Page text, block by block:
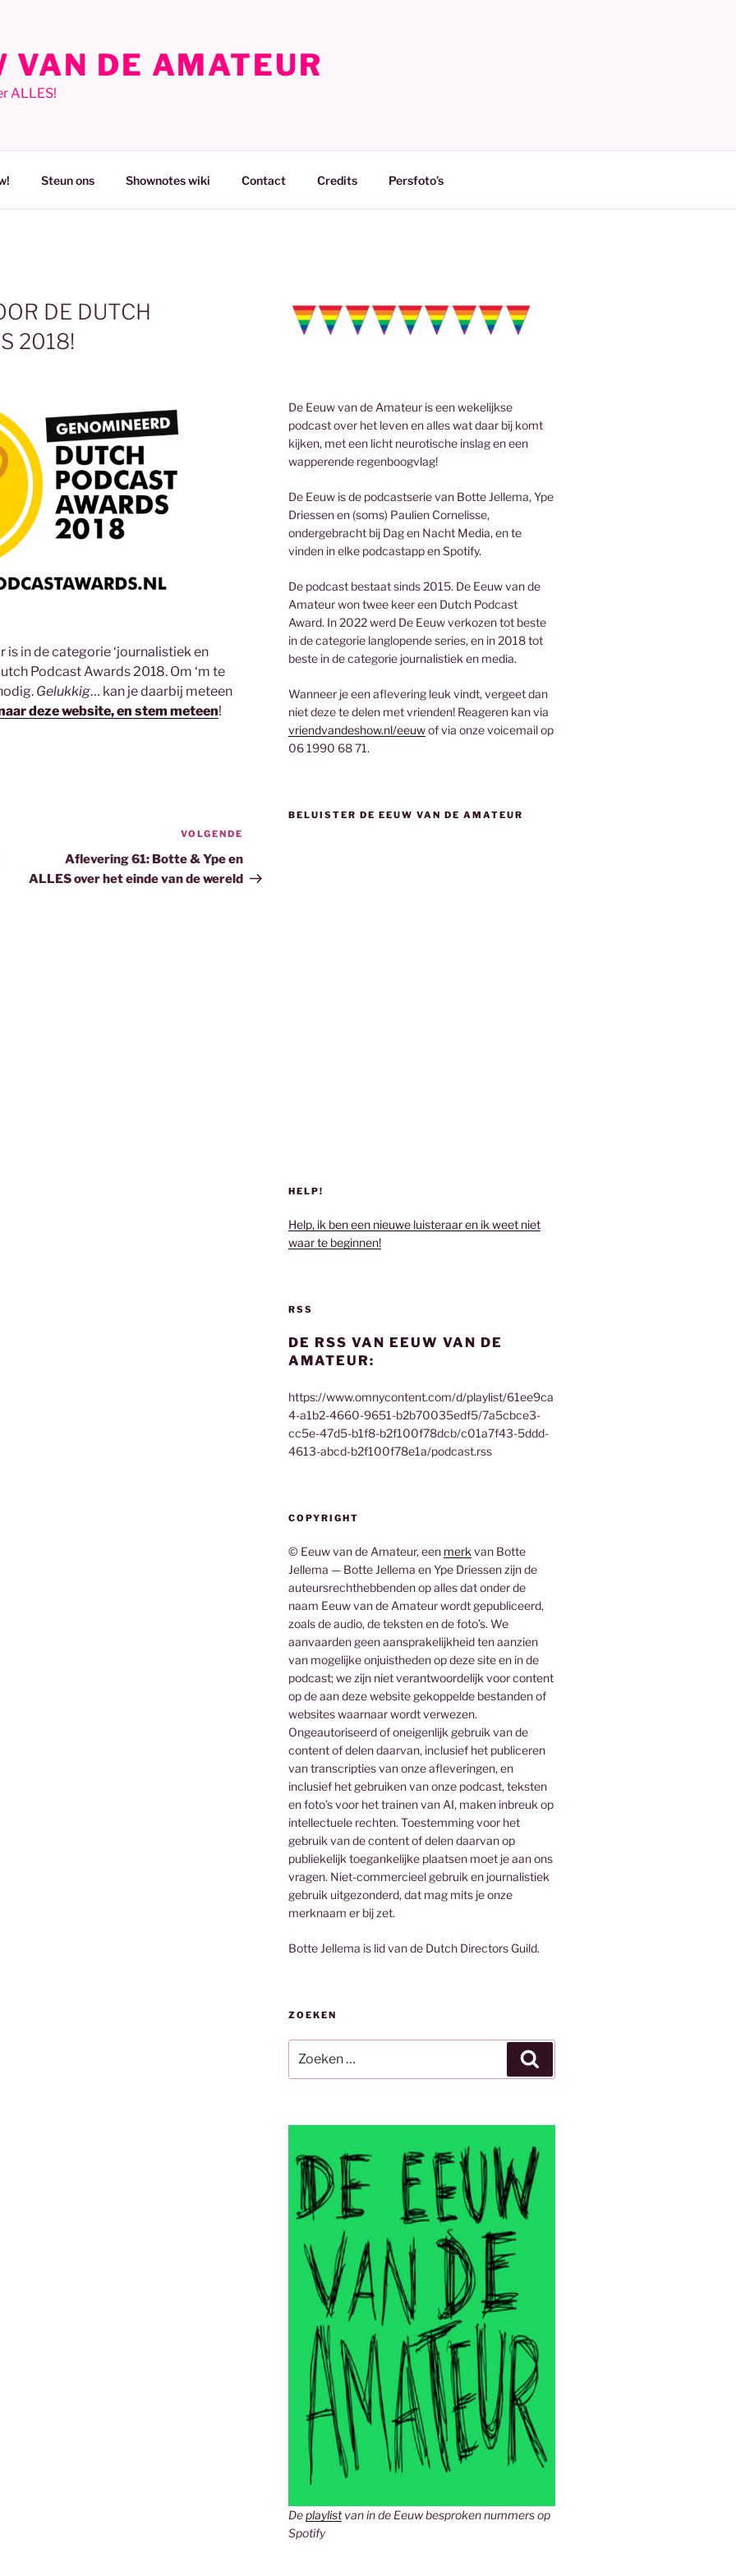
VAN DE AMATEUR
ALLES!
Steun ons Shownotes wiki Contact Credits Persfoto’s
DE DUTCH
2018!
is in de categorie ‘journalistiek en
Podcast Awards 2018. Om ‘m te
Gelukkig… kan je daarbij meteen
deze website, en stem meteen!
bericht
VOLGENDE
Aflevering 61: Botte & Ype en
ALLES over het einde van de wereld
De Eeuw van de Amateur is een wekelijkse
podcast over het leven en alles wat daar bij komt
kijken, met een licht neurotische inslag en een
wapperende regenboogvlag!
De Eeuw is de podcastserie van Botte Jellema, Ype
Driessen en (soms) Paulien Cornelisse,
ondergebracht bij Dag en Nacht Media, en te
vinden in elke podcastapp en Spotify.
De podcast bestaat sinds 2015. De Eeuw van de
Amateur won twee keer een Dutch Podcast
Award. In 2022 werd De Eeuw verkozen tot beste
in de categorie langlopende series, en in 2018 tot
beste in de categorie journalistiek en media.
Wanneer je een aflevering leuk vindt, vergeet dan
niet deze te delen met vrienden! Reageren kan via
vriendvandeshow.nl/eeuwof via onze voicemail op
06 1990 68 71.
BELUISTER DE EEUW VAN DE AMATEUR
HELP!
Help, ik ben een nieuwe luisteraar en ik weet niet
waar te beginnen!
RSS
DE RSS VAN EEUW VAN DE
AMATEUR:
https://www.omnycontent.com/d/playlist/61ee9ca
4-a1b2-4660-9651-b2b70035edf5/7a5cbce3-
cc5e-47d5-b1f8-b2f100f78dcb/c01a7f43-5ddd-
4613-abcd-b2f100f78e1a/podcast.rss
COPYRIGHT
© Eeuw van de Amateur, een merk van Botte
Jellema — Botte Jellema en Ype Driessen zijn de
auteursrechthebbenden op alles dat onder de
naam Eeuw van de Amateur wordt gepubliceerd,
zoals de audio, de teksten en de foto’s. We
aanvaarden geen aansprakelijkheid ten aanzien
van mogelijke onjuistheden op deze site en in de
podcast; we zijn niet verantwoordelijk voor content
op de aan deze website gekoppelde bestanden of
websites waarnaar wordt verwezen.
Ongeautoriseerd of oneigenlijk gebruik van de
content of delen daarvan, inclusief het publiceren
van transcripties van onze afleveringen, en
inclusief het gebruiken van onze podcast, teksten
en foto’s voor het trainen van AI, maken inbreuk op
intellectuele rechten. Toestemming voor het
gebruik van de content of delen daarvan op
publiekelijk toegankelijke plaatsen moet je aan ons
vragen. Niet-commercieel gebruik en journalistiek
gebruik uitgezonderd, dat mag mits je onze
merknaam er bij zet.
Botte Jellema is lid van de Dutch Directors Guild.
ZOEKEN
naar:
Deplaylistvan in de Eeuw besproken nummers op
Spotify